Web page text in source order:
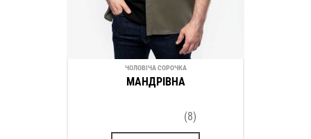
ЧОЛОВІЧА СОРОЧКА
МАНДРІВНА
(8)